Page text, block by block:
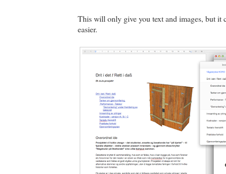
This will only give you text and images, but it
easier.